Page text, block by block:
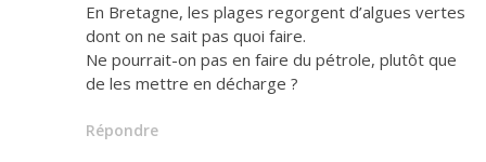
En Bretagne, les plages regorgent d’algues vertes
dont on ne sait pas quoi faire.
Ne pourrait-on pas en faire du pétrole, plutôt que
de les mettre en décharge ?
Répondre